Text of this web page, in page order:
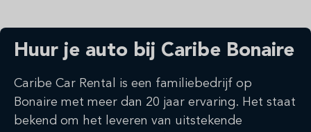
Huur je auto bij Caribe Bonaire
Caribe Car Rental is een familiebedrijf op
Bonaire met meer dan 20 jaar ervaring. Het staat
bekend om het leveren van uitstekende